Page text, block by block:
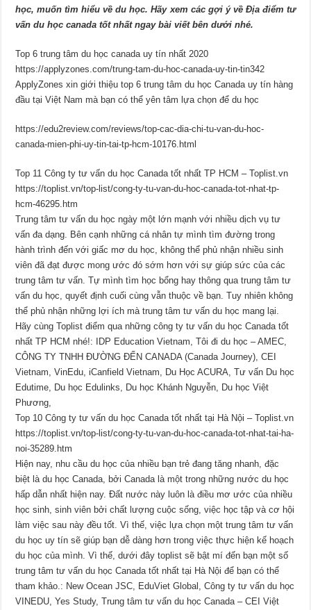
học, muốn tìm hiểu về du học. Hãy xem các gợi ý về Địa điểm tư
vấn du học canada tốt nhất ngay bài viết bên dưới nhé.
Top 6 trung tâm du học canada uy tín nhất 2020
https://applyzones.com/trung-tam-du-hoc-canada-uy-tin-tin342
ApplyZones xin giới thiệu top 6 trung tâm du học Canada uy tín hàng
đầu tại Việt Nam mà bạn có thể yên tâm lựa chọn để du học
https://edu2review.com/reviews/top-cac-dia-chi-tu-van-du-hoc-
canada-mien-phi-uy-tin-tai-tp-hcm-10176.html
Top 11 Công ty tư vấn du học Canada tốt nhất TP HCM – Toplist.vn
https://toplist.vn/top-list/cong-ty-tu-van-du-hoc-canada-tot-nhat-tp-
hcm-46295.htm
Trung tâm tư vấn du học ngày một lớn mạnh với nhiều dịch vụ tư
vấn đa dạng. Bên cạnh những cá nhân tự mình tìm đường trong
hành trình đến với giấc mơ du học, không thể phủ nhận nhiều sinh
viên đã đạt được mong ước đó sớm hơn với sự giúp sức của các
trung tâm tư vấn. Tự mình tìm học bổng hay thông qua trung tâm tư
vấn du học, quyết định cuối cùng vẫn thuộc về bạn. Tuy nhiên không
thể phủ nhận những lợi ích mà trung tâm tư vấn du học mang lại.
Hãy cùng Toplist điểm qua những công ty tư vấn du học Canada tốt
nhất TP HCM nhé!: IDP Education Vietnam, Tôi đi du học – AMEC,
CÔNG TY TNHH ĐƯỜNG ĐẾN CANADA (Canada Journey), CEI
Vietnam, VinEdu, iCanfield Vietnam, Du Học ACURA, Tư vấn Du học
Edutime, Du học Edulinks, Du học Khánh Nguyễn, Du học Việt
Phương,
Top 10 Công ty tư vấn du học Canada tốt nhất tại Hà Nội – Toplist.vn
https://toplist.vn/top-list/cong-ty-tu-van-du-hoc-canada-tot-nhat-tai-ha-
noi-35289.htm
Hiện nay, nhu cầu du học của nhiều bạn trẻ đang tăng nhanh, đặc
biệt là du học Canada, bởi Canada là một trong những nước du học
hấp dẫn nhất hiện nay. Đất nước này luôn là điều mơ ước của nhiều
học sinh, sinh viên bởi chất lượng cuộc sống, việc học tập và cơ hội
làm việc sau này đều tốt. Vì thế, việc lựa chọn một trung tâm tư vấn
du học uy tín sẽ giúp bạn dễ dàng hơn trong việc thực hiện kế hoạch
du học của mình. Vì thế, dưới đây toplist sẽ bật mí đến bạn một số
trung tâm tư vấn du học Canada tốt nhất tại Hà Nội để bạn có thể
tham khảo.: New Ocean JSC, EduViet Global, Công ty tư vấn du học
VINEDU, Yes Study, Trung tâm tư vấn du học Canada – CEI Việt